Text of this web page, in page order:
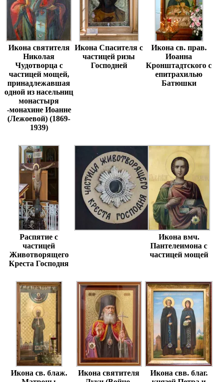
Икона святителя
Николая
Чудотворца с
частицей мощей,
принадлежавшая
одной из насельниц
монастыря
-монахине Иоанне
(Лежоевой) (1869-
1939)
Икона Спасителя с
частицей ризы
Господней
Икона св. прав.
Иоанна
Кронштадтского с
епитрахилью
Батюшки
Распятие с
частицей
Животворящего
Креста Господня
Икона вмч.
Пантелеимона с
частицей мощей
Икона св. блаж.
Икона святителя
Икона свв. благ.